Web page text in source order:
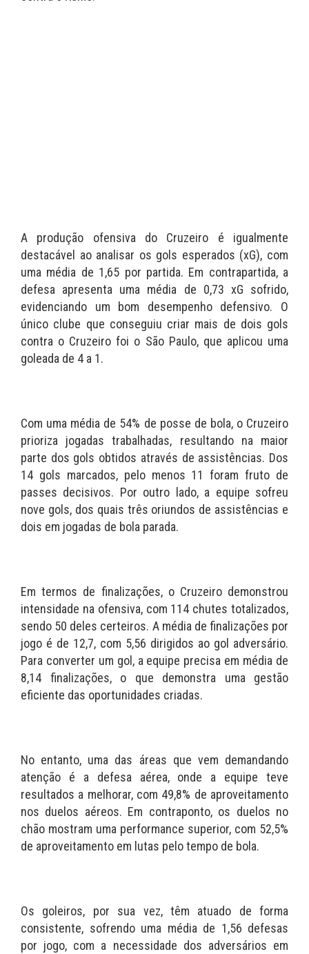
A produção ofensiva do Cruzeiro é igualmente
destacável ao analisar os gols esperados (xG), com
uma média de 1,65 por partida. Em contrapartida, a
defesa apresenta uma média de 0,73 xG sofrido,
evidenciando um bom desempenho defensivo. O
único clube que conseguiu criar mais de dois gols
contra o Cruzeiro foi o São Paulo, que aplicou uma
goleada de 4 a 1.
Com uma média de 54% de posse de bola, o Cruzeiro
prioriza jogadas trabalhadas, resultando na maior
parte dos gols obtidos através de assistências. Dos
14 gols marcados, pelo menos 11 foram fruto de
passes decisivos. Por outro lado, a equipe sofreu
nove gols, dos quais três oriundos de assistências e
dois em jogadas de bola parada.
Em termos de finalizações, o Cruzeiro demonstrou
intensidade na ofensiva, com 114 chutes totalizados,
sendo 50 deles certeiros. A média de finalizações por
jogo é de 12,7, com 5,56 dirigidos ao gol adversário.
Para converter um gol, a equipe precisa em média de
8,14 finalizações, o que demonstra uma gestão
eficiente das oportunidades criadas.
No entanto, uma das áreas que vem demandando
atenção é a defesa aérea, onde a equipe teve
resultados a melhorar, com 49,8% de aproveitamento
nos duelos aéreos. Em contraponto, os duelos no
chão mostram uma performance superior, com 52,5%
de aproveitamento em lutas pelo tempo de bola.
Os goleiros, por sua vez, têm atuado de forma
consistente, sofrendo uma média de 1,56 defesas
por jogo, com a necessidade dos adversários em